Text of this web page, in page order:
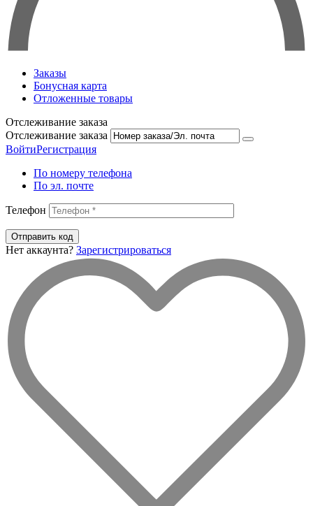
Заказы
Бонусная карта
Отложенные товары
Отслеживание заказа
Отслеживание заказа
ВойтиРегистрация
По номеру телефона
По эл. почте
Телефон
Отправить код
Нет аккаунта? Зарегистрироваться